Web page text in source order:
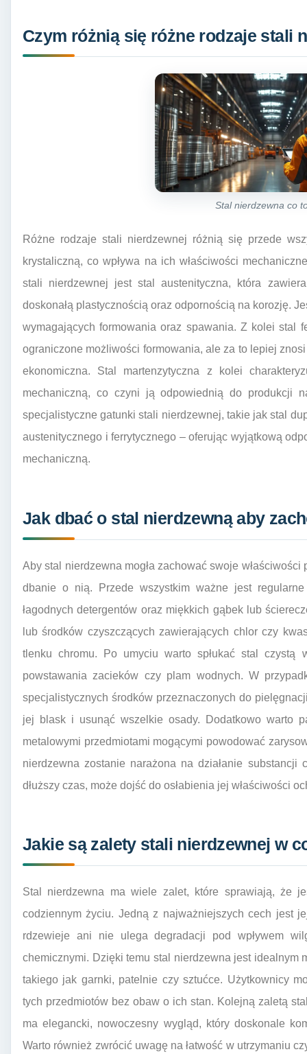
Czym różnią się różne rodzaje stali
Stal nierdzewna co
Różne rodzaje stali nierdzewnej różnią się przede
krystaliczną, co wpływa na ich właściwości
stali nierdzewnej jest stal austenityczna, która
doskonałą plastycznością oraz odpornością na korozję.
wymagających formowania oraz spawania. Z kolei stal
ograniczone możliwości formowania, ale za to lepiej
ekonomiczna. Stal martenzytyczna z kolei
mechaniczną, co czyni ją odpowiednią do produkcji
specjalistyczne gatunki stali nierdzewnej, takie jak stal
austenitycznego i ferrytycznego – oferując wyjątkową
mechaniczną.
Jak dbać o stal nierdzewną aby
Aby stal nierdzewna mogła zachować swoje
dbanie o nią. Przede wszystkim ważne jest
łagodnych detergentów oraz miękkich gąbek lub
lub środków czyszczących zawierających chlor czy
tlenku chromu. Po umyciu warto spłukać stal
powstawania zacieków czy plam wodnych. W
specjalistycznych środków przeznaczonych do
jej blask i usunąć wszelkie osady. Dodatkowo warto
metalowymi przedmiotami mogącymi powodować
nierdzewna zostanie narażona na działanie substancji
dłuższy czas, może dojść do osłabienia jej właściwości
Jakie są zalety stali nierdzewnej w
Stal nierdzewna ma wiele zalet, które sprawiają, że
codziennym życiu. Jedną z najważniejszych cech jest
rdzewieje ani nie ulega degradacji pod wpływem
chemicznymi. Dzięki temu stal nierdzewna jest idealnym
takiego jak garnki, patelnie czy sztućce. Użytkownicy
tych przedmiotów bez obaw o ich stan. Kolejną zaletą
ma elegancki, nowoczesny wygląd, który doskonale
Warto również zwrócić uwagę na łatwość w utrzymaniu